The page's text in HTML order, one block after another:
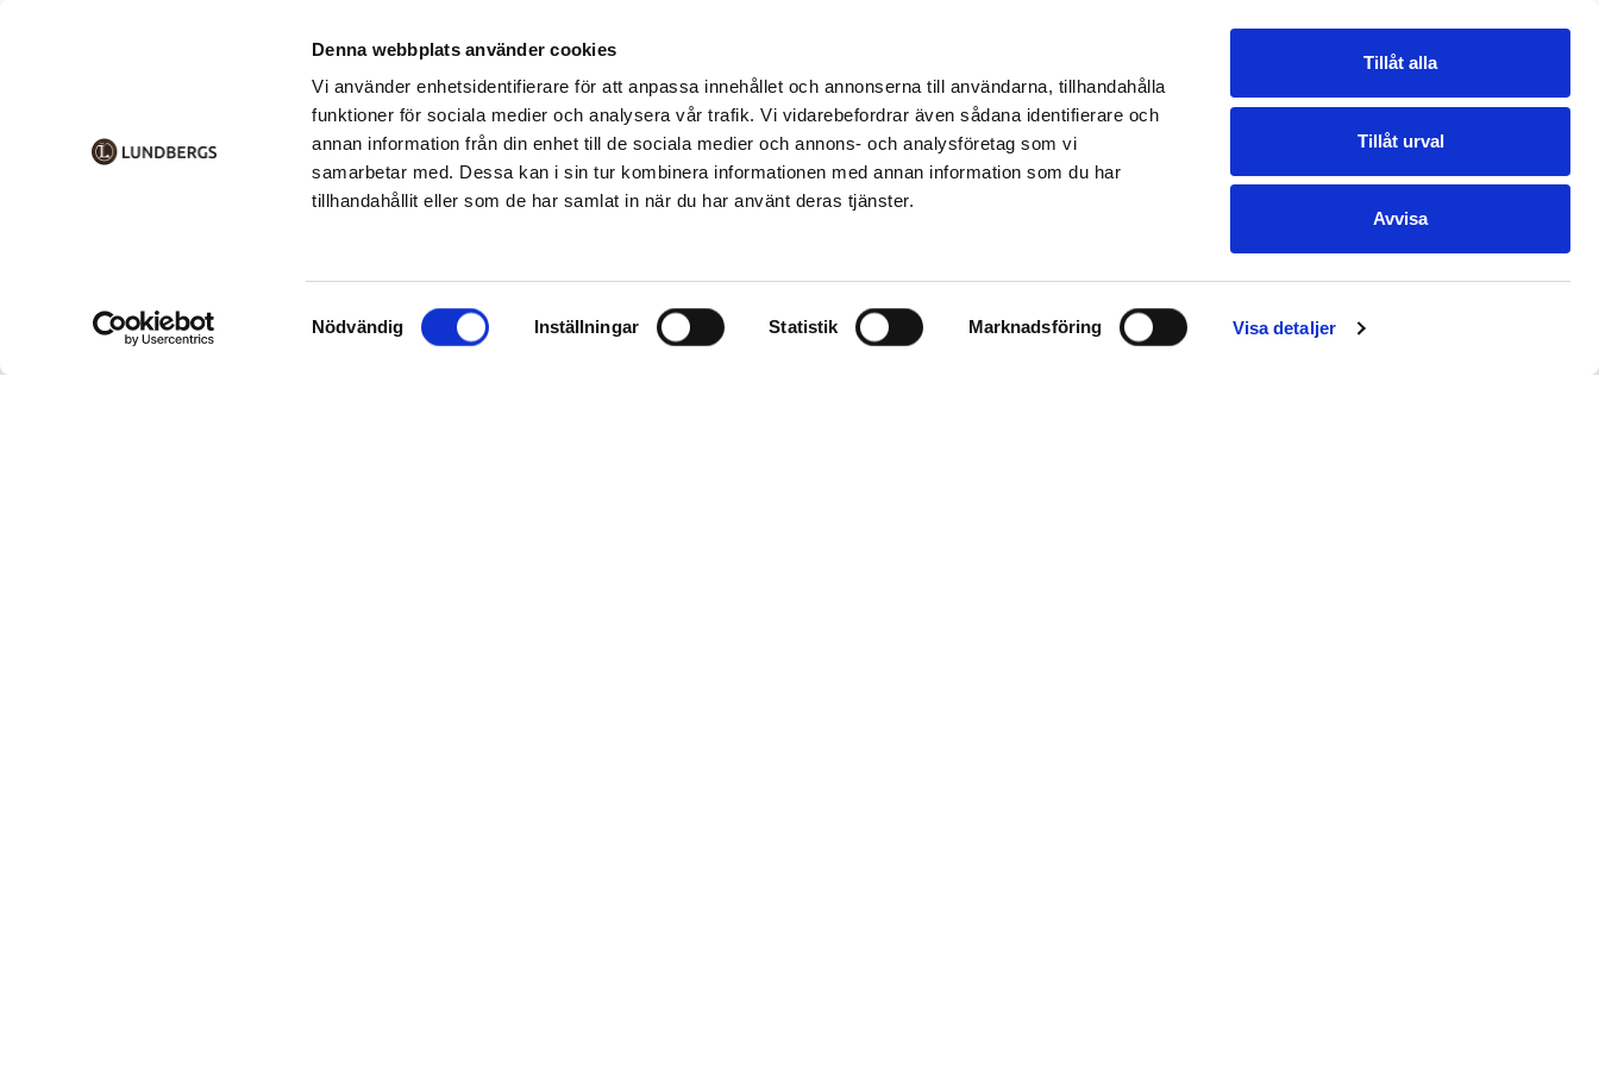
Denna webbplats använder cookies
Vi använder enhetsidentifierare för att anpassa innehållet och annonserna till användarna, tillhandahålla
funktioner för sociala medier och analysera vår trafik. Vi vidarebefordrar även sådana identifierare och
annan information från din enhet till de sociala medier och annons- och analysföretag som vi
samarbetar med. Dessa kan i sin tur kombinera informationen med annan information som du har
tillhandahållit eller som de har samlat in när du har använt deras tjänster.
Samtyckesval
Nödvändig Inställningar Statistik Marknadsföring Visa detaljer
Tillåt alla
Tillåt urval
Avvisa